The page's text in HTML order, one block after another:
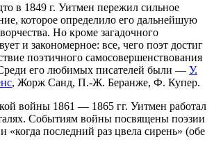
в 1849 г. Уитмен пережил сильное
которое определило его дальнейшую
Но кроме загадочного
и закономерное: все, чего поэт достиг
поэтичного самосовершенствования
его любимых писателей были — У.
, Жорж Санд, П.-Ж. Беранже, Ф. Купер.
войны 1861 — 1865 гг. Уитмен работал
Событиям войны посвящены поэзии
«когда последний раз цвела сирень» (обе